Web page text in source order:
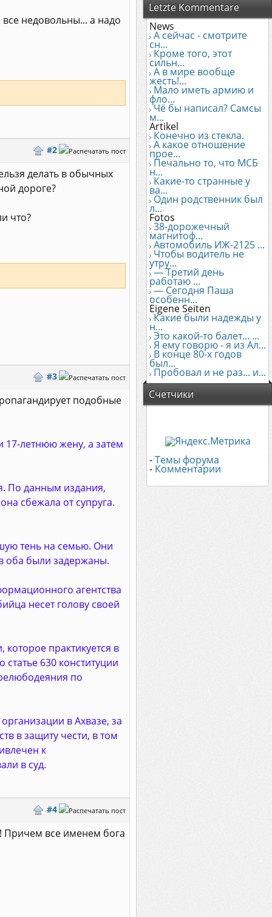
Letzte Kommentare
News
А сейчас - смотрите
сн...
Кроме того, этот
сильн...
А в мире вообще
жесть!...
Мало иметь армию и
фло...
Чё бы написал? Самсы
м...
Artikel
Конечно из стекла.
А какое отношение
прое...
Печально то, что МСБ
н...
Какие-то странные у
ва...
Один родственник был
л...
Fotos
38-дорожечный
магнитоф...
Автомобиль ИЖ-2125 ...
Чтобы водитель не
утру...
— Третий день
работаю ...
— Сегодня Паша
особенн...
Eigene Seiten
Какие были надежды у
н...
Это какой-то балет... ...
Я ему говорю - я из Ал...
В конце 80-х годов
был...
Пробовал и не раз... и...
Счетчики
-Темы форума
- Комментарии
все недовольны... а надо
#2
делать в обычных
дороге?
что?
#3
подобные
17-летнюю жену, а затем
По данным издания,
сбежала от супруга.
тень на семью. Они
оба были задержаны.
агентства
несет голову своей
практикуется в
630 конституции
по
в Ахвазе, за
в защиту чести, в том
к
в суд.
#4
Причем все именем бога